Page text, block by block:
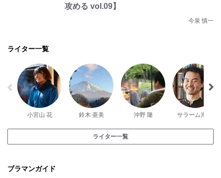
攻める vol.09】
今泉 慎一
ライター一覧
小宮山 花 鈴木 亜美 沖野 隆 サラーム海上
ライター一覧
ブラマンガイド